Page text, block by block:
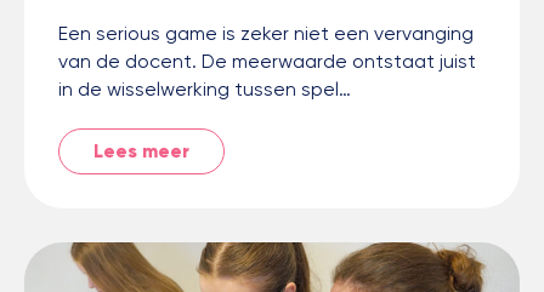
Een serious game is zeker niet een vervanging
van de docent. De meerwaarde ontstaat juist
in de wisselwerking tussen spel…
Lees meer